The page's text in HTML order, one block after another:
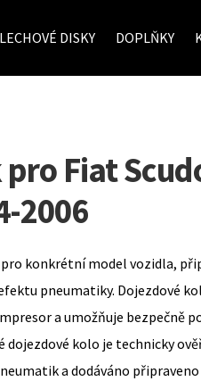
DISKY DOPLŇKY
Fiat
2006
konkrétní model vozidla,
pneumatiky. Dojezdové
a umožňuje bezpečně
dojezdové kolo je technicky
a dodáváno